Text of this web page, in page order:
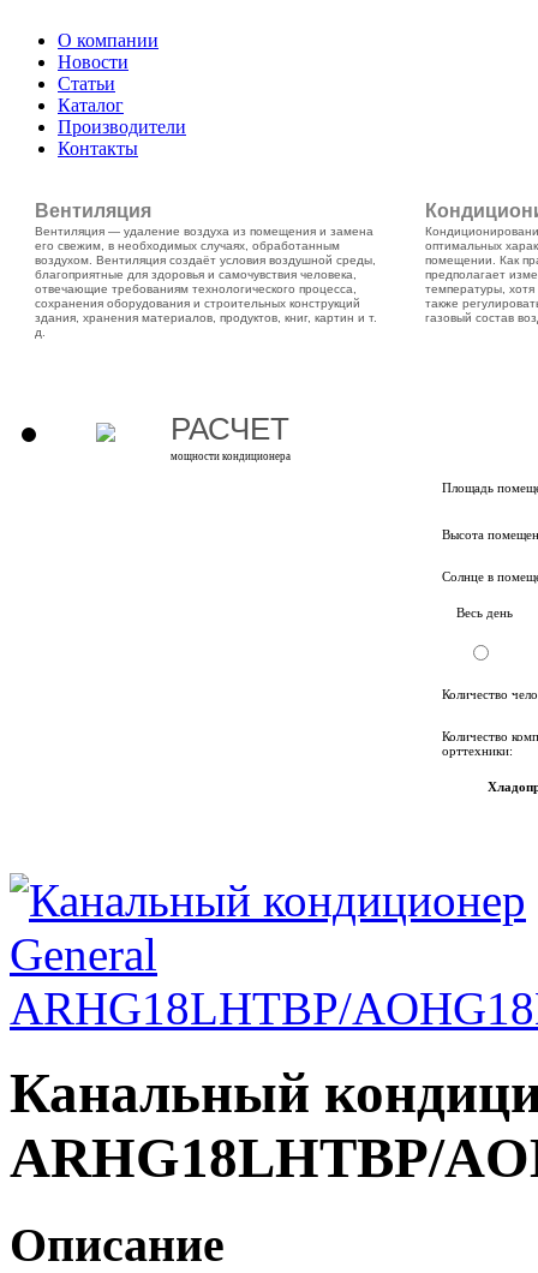
О компании
Новости
Статьи
Каталог
Производители
Контакты
Вентиляция
Вентиляция — удаление воздуха из помещения и замена
его свежим, в необходимых случаях, обработанным
воздухом. Вентиляция создаёт условия воздушной среды,
благоприятные для здоровья и самочувствия человека,
отвечающие требованиям технологического процесса,
сохранения оборудования и строительных конструкций
здания, хранения материалов, продуктов, книг, картин и т.
д.
оптимальных
помещении. Как
предполагает
температуры,
также
газовый состав
РАСЧЕТ
мощности кондиционера
Площадь
Высота
Солнце в
Весь день
Количество
Количество
орттехники:
Канальный
ARHG18LHTBP/
Описание